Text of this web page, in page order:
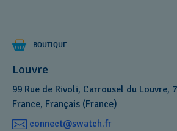
BOUTIQUE
Louvre
99 Rue de Rivoli, Carrousel du Louvre,
France, Français (France)
connect@swatch.fr